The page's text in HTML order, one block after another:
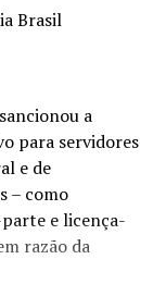
Brasil
a
para servidores
e de
– como
e licença-
razão da